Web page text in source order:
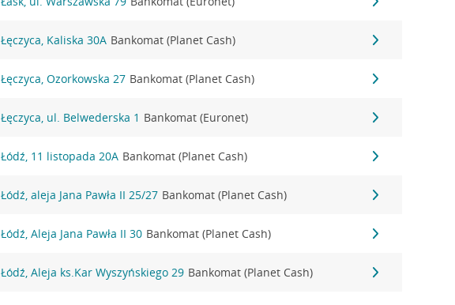
Łęczyca, Kaliska 30A Bankomat (Planet Cash)
Łęczyca, Ozorkowska 27 Bankomat (Planet Cash)
Łęczyca, ul. Belwederska 1 Bankomat (Euronet)
Łódź, 11 listopada 20A Bankomat (Planet Cash)
Łódź, aleja Jana Pawła II 25/27 Bankomat (Planet Cash)
Łódź, Aleja Jana Pawła II 30 Bankomat (Planet Cash)
Łódź, Aleja ks.Kar Wyszyńskiego 29 Bankomat (Planet Cash)